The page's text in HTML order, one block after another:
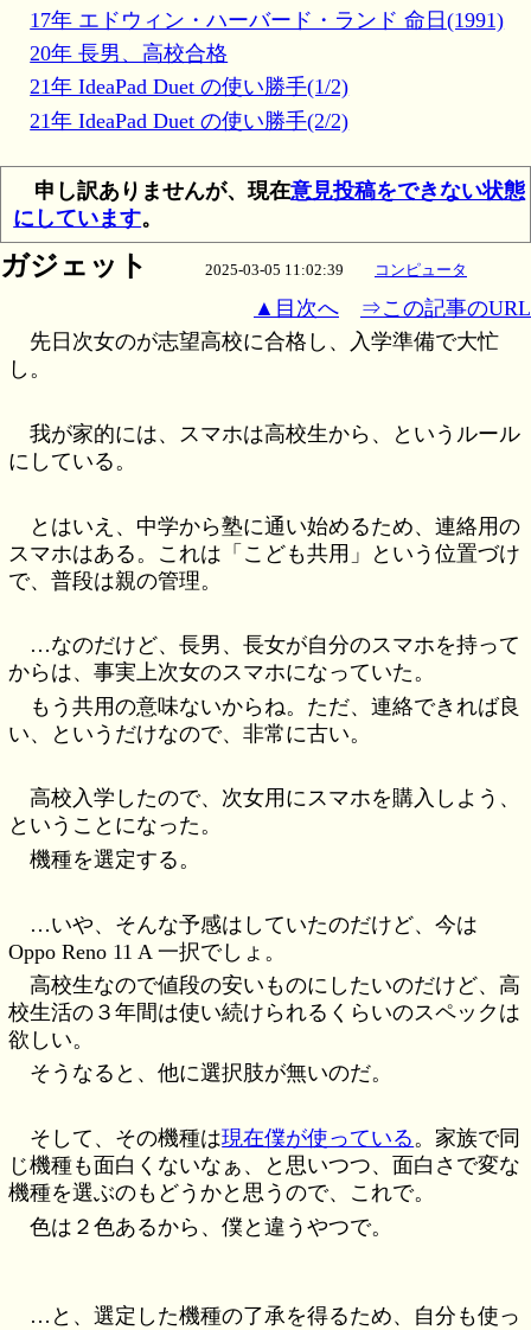
17年 エドウィン・ハーバード・ランド 命日(1991)
20年 長男、高校合格
21年 IdeaPad Duet の使い勝手(1/2)
21年 IdeaPad Duet の使い勝手(2/2)
申し訳ありませんが、現在意見投稿をできない状態
にしています。
ガジェット 2025-03-05 11:02:39 コンピュータ
▲目次へ
⇒この記事のURL
先日次女のが志望高校に合格し、入学準備で大忙
し。
我が家的には、スマホは高校生から、というルール
にしている。
とはいえ、中学から塾に通い始めるため、連絡用の
スマホはある。これは「こども共用」という位置づけ
で、普段は親の管理。
…なのだけど、長男、長女が自分のスマホを持って
からは、事実上次女のスマホになっていた。
もう共用の意味ないからね。ただ、連絡できれば良
い、というだけなので、非常に古い。
高校入学したので、次女用にスマホを購入しよう、
ということになった。
機種を選定する。
…いや、そんな予感はしていたのだけど、今は
Oppo Reno 11 A 一択でしょ。
高校生なので値段の安いものにしたいのだけど、高
校生活の３年間は使い続けられるくらいのスペックは
欲しい。
そうなると、他に選択肢が無いのだ。
そして、その機種は現在僕が使っている。家族で同
じ機種も面白くないなぁ、と思いつつ、面白さで変な
機種を選ぶのもどうかと思うので、これで。
色は２色あるから、僕と違うやつで。
…と、選定した機種の了承を得るため、自分も使っ